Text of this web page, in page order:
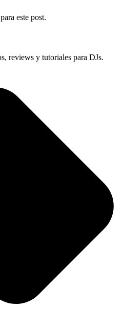
este post.
reviews y tutoriales para DJs.